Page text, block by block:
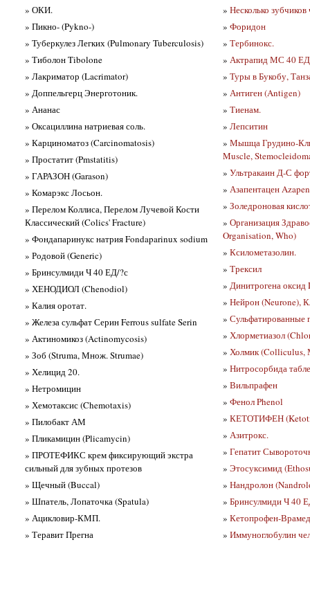
» ОКИ.
» Пикно- (Pykno-)
» Туберкулез Легких (Pulmonary Tuberculosis)
» Тиболон Tibolone
» Лакриматор (Lacrimator)
» Доппельгерц Энерготоник.
» Ананас
» Оксациллина натриевая соль.
» Карциноматоз (Carcinomatosis)
» Простатит (Pmstatitis)
» ГАРАЗОН (Garason)
» Комарэкс Лосьон.
» Перелом Коллиса, Перелом Лучевой Кости
Классический (Colics' Fracture)
» Фондапаринукс натрия Fondaparinux sodium
» Родовой (Generic)
» Бринсулмиди Ч 40 ЕД/?с
» ХЕНОДИОЛ (Chenodiol)
» Калия оротат.
» Железа сульфат Серин Ferrous sulfate Serin
» Актиномикоз (Actinomycosis)
» Зоб (Struma, Множ. Strumae)
» Хелицид 20.
» Нетромицин
» Хемотаксис (Chemotaxis)
» Пилобакт АМ
» Пликамицин (Plicamycin)
» ПРОТЕФИКС крем фиксирующий экстра
сильный для зубных протезов
» Щечный (Buccal)
» Шпатель, Лопаточка (Spatula)
» Ацикловир-КМП.
» Теравит Прегна
» Несколько
» Форидон
» Тербинокс.
» Актрапид МС 40
» Туры в Букобу,
» Антиген (Antigen)
» Тиенам.
» Лепситин
» Мышца Грудино-
Muscle,
» Ультракаин Д-С
» Азапентацен
» Золедроновая
» Организация
Organisation, Who)
» Ксилометазолин.
» Трексил
» Динитрогена
» Нейрон (Neurone),
» Сульфатированные
» Хлорметиазол
» Холмик
» Нитросорбида
» Вильпрафен
» Фенол Phenol
» КЕТОТИФЕН
» Азитрокс.
» Гепатит
» Этосуксимид
» Нандролон
» Бринсулмиди Ч 40
» Кетопрофен-
» Иммуноглобулин